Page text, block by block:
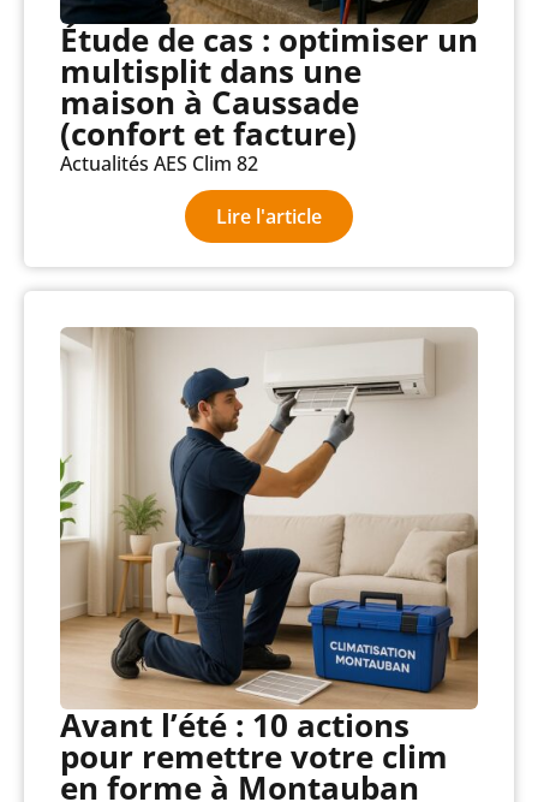
Étude de cas : optimiser un
multisplit dans une
maison à Caussade
(confort et facture)
Actualités AES Clim 82
Lire l'article
Avant l’été : 10 actions
pour remettre votre clim
en forme à Montauban